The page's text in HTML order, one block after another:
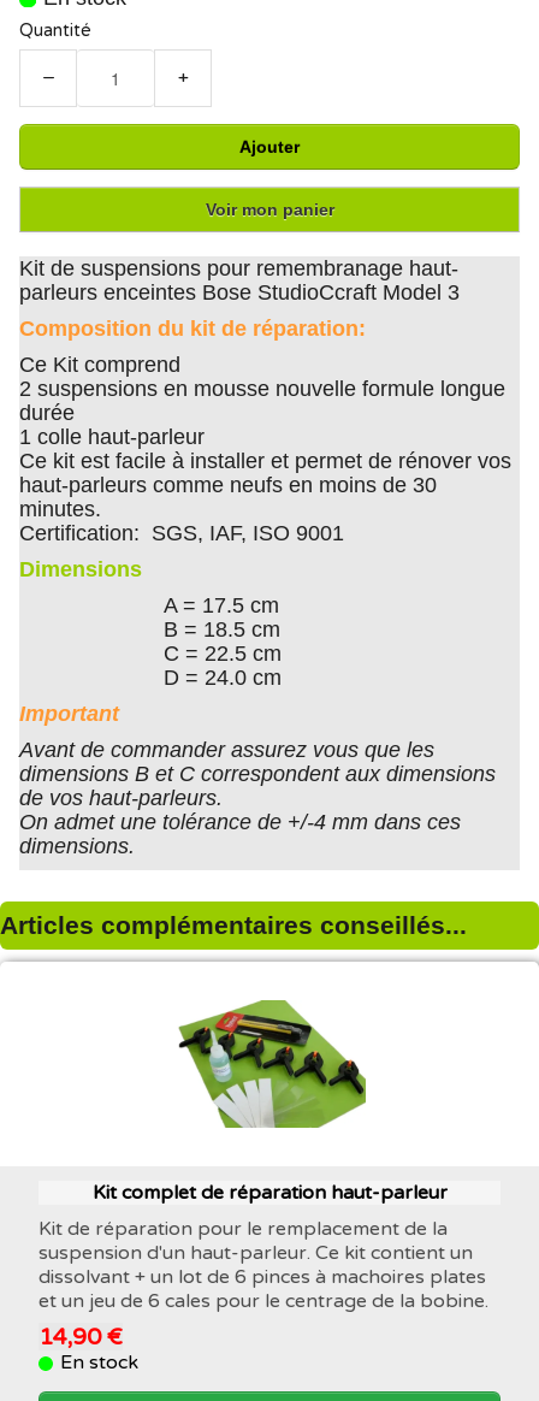
Quantité
− +
Ajouter
Voir mon panier
Kit de suspensions pour remembranage haut-
parleurs enceintes Bose StudioCcraft Model 3
Composition du kit de réparation:
Ce Kit comprend
2 suspensions en mousse nouvelle formule longue
durée
1 colle haut-parleur
Ce kit est facile à installer et permet de rénover vos
haut-parleurs comme neufs en moins de 30
minutes.
Certification: SGS, IAF, ISO 9001
Dimensions
A = 17.5 cm
B = 18.5 cm
C = 22.5 cm
D = 24.0 cm
Important
Avant de commander assurez vous que les
dimensions B et C correspondent aux dimensions
de vos haut-parleurs.
On admet une tolérance de +/-4 mm dans ces
dimensions.
Articles complémentaires conseillés...
Kit complet de réparation haut-parleur
Kit de réparation pour le remplacement de la
suspension d'un haut-parleur. Ce kit contient un
dissolvant + un lot de 6 pinces à machoires plates
et un jeu de 6 cales pour le centrage de la bobine.
14,90 €
En stock